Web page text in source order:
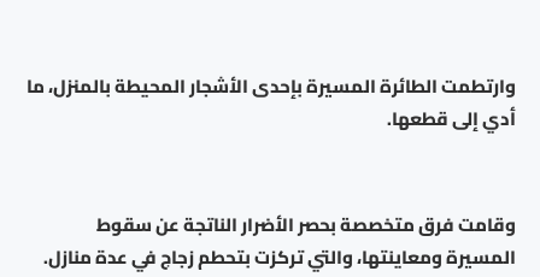
وارتطمت الطائرة المسيرة بإحدى الأشجار المحيطة بالمنزل، ما
أدي إلى قطعها.
وقامت فرق متخصصة بحصر الأضرار الناتجة عن سقوط
المسيرة ومعاينتها، والتي تركزت بتحطم زجاج في عدة منازل.